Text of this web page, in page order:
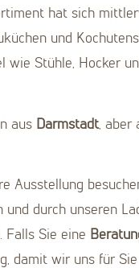
hat sich
und
wie Stühle, Hocker
aus Darmstadt ,
Ausstellung
und durch unseren
Falls Sie eine
damit wir uns für